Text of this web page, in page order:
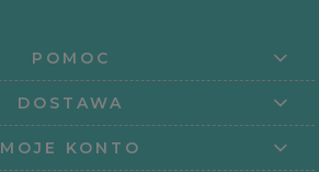
POMOC
DOSTAWA
MOJE KONTO